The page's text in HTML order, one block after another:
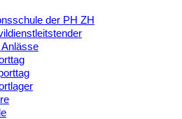
der PH ZH